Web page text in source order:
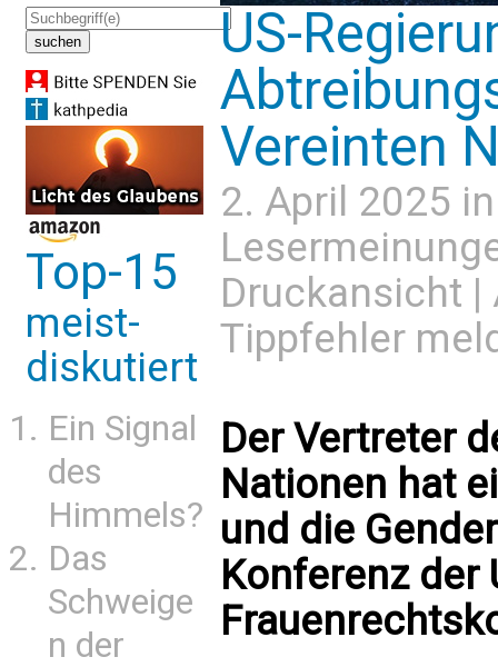
Top-15
meist-
diskutiert
Ein Signal
des
Himmels?
Das
Schweige
n der
US-
Vereinten
2. April 2025
Druckansicht |
Tippfehler
Der Vertreter
Nationen hat
und die
Konferenz der